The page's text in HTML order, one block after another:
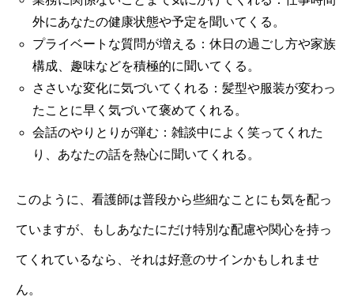
外にあなたの健康状態や予定を聞いてくる。
プライベートな質問が増える：休日の過ごし方や家族
構成、趣味などを積極的に聞いてくる。
ささいな変化に気づいてくれる：髪型や服装が変わっ
たことに早く気づいて褒めてくれる。
会話のやりとりが弾む：雑談中によく笑ってくれた
り、あなたの話を熱心に聞いてくれる。
このように、看護師は普段から些細なことにも気を配っ
ていますが、もしあなたにだけ特別な配慮や関心を持っ
てくれているなら、それは好意のサインかもしれませ
ん。